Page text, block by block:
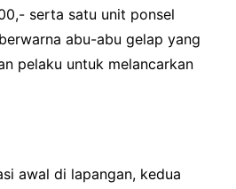
serta satu unit ponsel
abu-abu gelap yang
pelaku untuk melancarkan
awal di lapangan, kedua